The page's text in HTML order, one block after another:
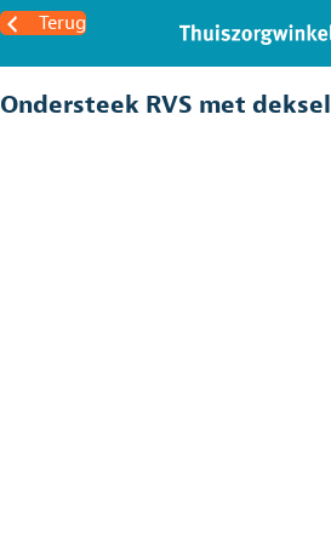
Terug
Ondersteek RVS met deksel